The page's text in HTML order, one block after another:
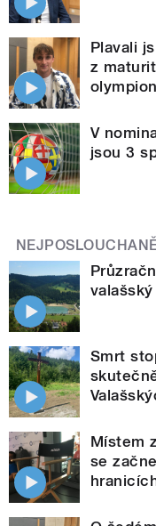
Plavali
z
V
jsou 3
Smrt
Místem
se